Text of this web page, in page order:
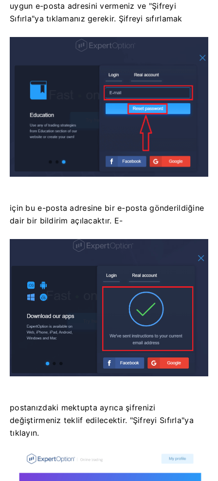
uygun e-posta adresini vermeniz ve "Şifreyi
Sıfırla"ya tıklamanız gerekir. Şifreyi sıfırlamak
için bu e-posta adresine bir e-posta gönderildiğine
dair bir bildirim açılacaktır. E-
postanızdaki mektupta ayrıca şifrenizi
değiştirmeniz teklif edilecektir. "Şifreyi Sıfırla"ya
tıklayın.